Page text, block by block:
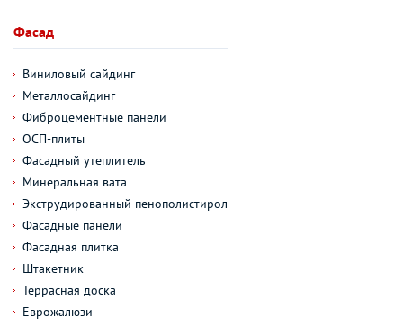
Фасад
Виниловый сайдинг
Металлосайдинг
Фиброцементные панели
ОСП-плиты
Фасадный утеплитель
Минеральная вата
Экструдированный пенополистирол
Фасадные панели
Фасадная плитка
Штакетник
Террасная доска
Еврожалюзи